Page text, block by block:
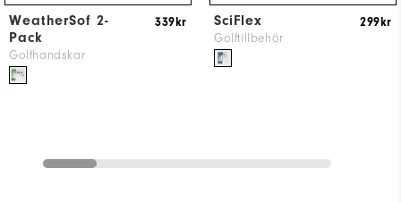
WeatherSof 2-
Pack
Golfhandskar
339kr
SciFlex
Golftillbehör
299kr